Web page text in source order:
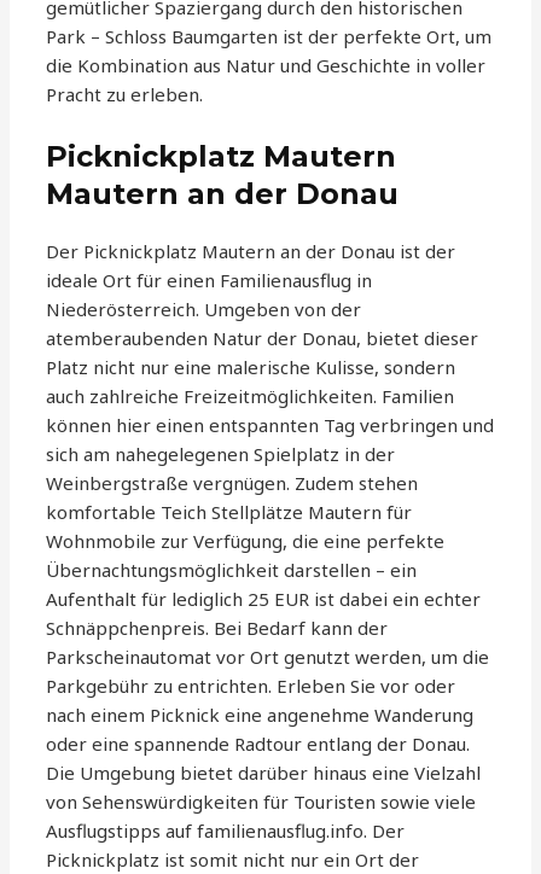
gemütlicher Spaziergang durch den historischen
Park – Schloss Baumgarten ist der perfekte Ort, um
die Kombination aus Natur und Geschichte in voller
Pracht zu erleben.
Picknickplatz Mautern
Mautern an der Donau
Der Picknickplatz Mautern an der Donau ist der
ideale Ort für einen Familienausflug in
Niederösterreich. Umgeben von der
atemberaubenden Natur der Donau, bietet dieser
Platz nicht nur eine malerische Kulisse, sondern
auch zahlreiche Freizeitmöglichkeiten. Familien
können hier einen entspannten Tag verbringen und
sich am nahegelegenen Spielplatz in der
Weinbergstraße vergnügen. Zudem stehen
komfortable Teich Stellplätze Mautern für
Wohnmobile zur Verfügung, die eine perfekte
Übernachtungsmöglichkeit darstellen – ein
Aufenthalt für lediglich 25 EUR ist dabei ein echter
Schnäppchenpreis. Bei Bedarf kann der
Parkscheinautomat vor Ort genutzt werden, um die
Parkgebühr zu entrichten. Erleben Sie vor oder
nach einem Picknick eine angenehme Wanderung
oder eine spannende Radtour entlang der Donau.
Die Umgebung bietet darüber hinaus eine Vielzahl
von Sehenswürdigkeiten für Touristen sowie viele
Ausflugstipps auf familienausflug.info. Der
Picknickplatz ist somit nicht nur ein Ort der